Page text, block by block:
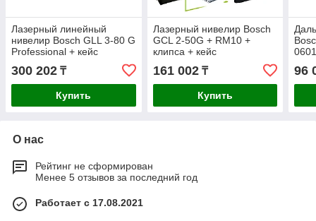
Лазерный линейный
нивелир Bosch GLL 3-80 G
Professional + кейс
0601063Y00
300 202 ₸
Купить
Лазерный нивелир Bosch
GCL 2-50G + RM10 +
клипса + кейс
0601066M02
161 002₸
Купить
96
О нас
Рейтинг не сформирован
Менее 5 отзывов за последний год
Работает с 17.08.2021